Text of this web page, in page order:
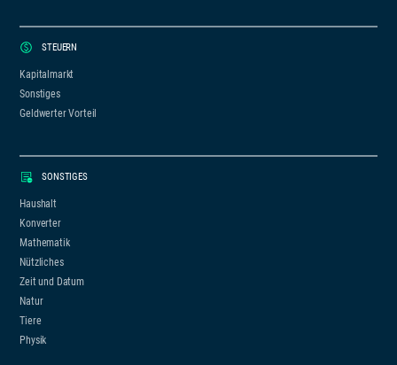
STEUERN
Kapitalmarkt
Sonstiges
Geldwerter Vorteil
SONSTIGES
Haushalt
Konverter
Mathematik
Nützliches
Zeit und Datum
Natur
Tiere
Physik